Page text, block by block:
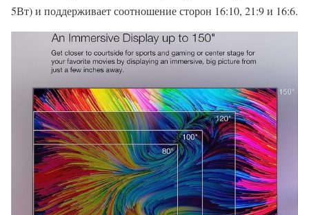
5Вт) и поддерживает соотношение сторон 16:10, 21:9 и 16:6.